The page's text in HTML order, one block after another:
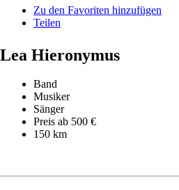
Zu den Favoriten hinzufügen
Teilen
Lea Hieronymus
Band
Musiker
Sänger
Preis ab 500 €
150 km